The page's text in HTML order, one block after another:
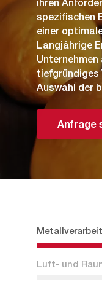
spezifischen
einer
Langjährige
tiefgründiges
Auswahl der
Anfrage
Luft- und